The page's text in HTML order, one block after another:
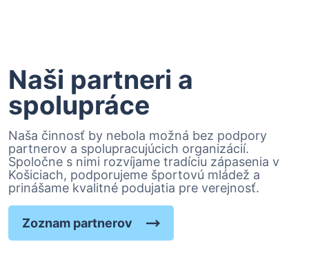
Naši partneri a
spolupráce
Naša činnosť by nebola možná bez podpory
partnerov a spolupracujúcich organizácií.
Spoločne s nimi rozvíjame tradíciu zápasenia v
Košiciach, podporujeme športovú mládež a
prinášame kvalitné podujatia pre verejnosť.
Zoznam partnerov